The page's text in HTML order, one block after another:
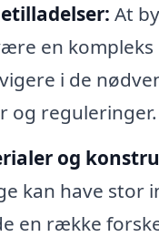
At
en
i de
og reguleringer.
og
kan have stor
en række